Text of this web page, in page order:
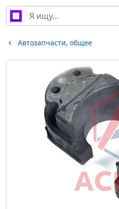
Автозапчасти, общее